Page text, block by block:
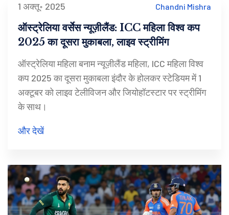
1 अक्तू॰ 2025 Chandni Mishra
ऑस्ट्रेलिया वर्सेस न्यूज़ीलैंड: ICC महिला विश्व कप
2025 का दूसरा मुकाबला, लाइव स्ट्रीमिंग
ऑस्ट्रेलिया महिला बनाम न्यूज़ीलैंड महिला, ICC महिला विश्व
कप 2025 का दूसरा मुकाबला इंदौर के होलकर स्टेडियम में 1
अक्टूबर को लाइव टेलीविजन और जियोहॉटस्टार पर स्ट्रीमिंग
के साथ।
और देखें